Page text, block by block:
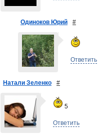
Одиноков Юрий #
Ответить
Натали Зеленко #
5
Ответить